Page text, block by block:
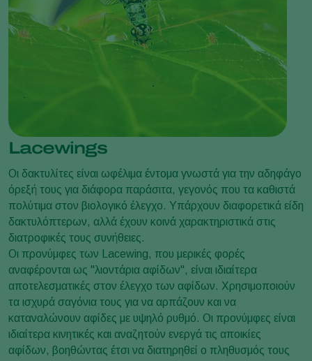
Lacewings
Οι δακτυλίτες είναι ωφέλιμα έντομα γνωστά για την αδηφάγο
όρεξή τους για διάφορα παράσιτα, γεγονός που τα καθιστά
πολύτιμα στον βιολογικό έλεγχο. Υπάρχουν διαφορετικά είδη
δακτυλόπτερων, αλλά έχουν κοινά χαρακτηριστικά στις
διατροφικές τους συνήθειες.
Οι προνύμφες των Lacewing, που μερικές φορές
αναφέρονται ως "λιοντάρια αφίδων", είναι ιδιαίτερα
αποτελεσματικές στον έλεγχο των αφίδων. Χρησιμοποιούν
τα ισχυρά σαγόνια τους για να αρπάζουν και να
καταναλώνουν αφίδες με υψηλό ρυθμό. Οι προνύμφες είναι
ιδιαίτερα κινητικές και αναζητούν ενεργά τις αποικίες
αφίδων, βοηθώντας έτσι να διατηρηθεί ο πληθυσμός τους